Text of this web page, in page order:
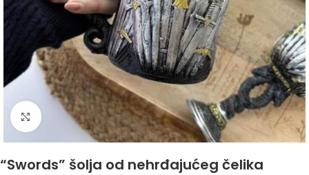
Click to enlarge
“Swords” šolja od nehrđajućeg čelika